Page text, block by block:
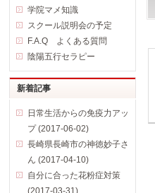
学院マメ知識
スクール説明会の予定
F.A.Q よくある質問
陰陽五行セラピー
新着記事
日常生活からの免疫力アッ
プ (2017-06-02)
長崎県長崎市の神徳妙子さ
ん (2017-04-10)
自分に合った花粉症対策
(2017-03-31)